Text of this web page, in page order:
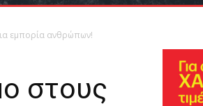
εμπορία ανθρώπων!
στους